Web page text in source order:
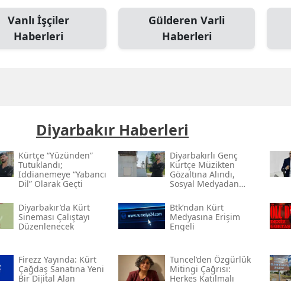
Vanlı İşçiler
Haberleri
Gülderen Varli
Haberleri
Diyarbakır Haberleri
Kürtçe “yüzünden”
Tutuklandı;
Iddianemeye “yabancı
Dil” Olarak Geçti
Diyarbakırlı Genç
Kürtçe Müzikten
Gözaltına Alındı,
Sosyal Medyadan
Diyarbakır’da Kürt
Sineması Çalıştayı
Düzenlenecek
Btk’ndan Kürt
Medyasına Erişim
Engeli
Firezz Yayında: Kürt
Çağdaş Sanatına Yeni
Bir Dijital Alan
Tuncel’den Özgürlük
Mitingi Çağrısı:
Herkes Katılmalı